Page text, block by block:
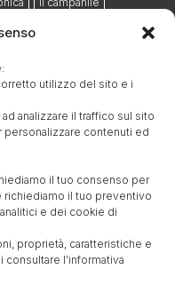
utilizzo del sito e i
analizzare il traffico sul sito
contenuti ed
il tuo consenso per
richiediamo il tuo preventivo
e dei cookie di
proprietà, caratteristiche e
l’informativa
da Pola
dell’eredità Pola